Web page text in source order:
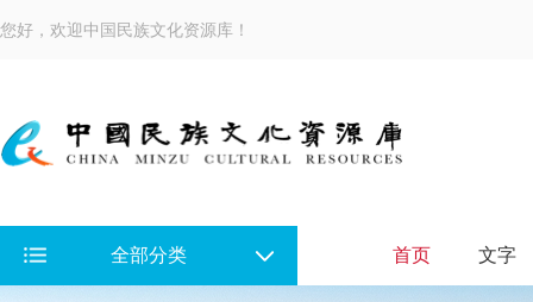
您好，欢迎中国民族文化资源库！
全部分类 首页 文字